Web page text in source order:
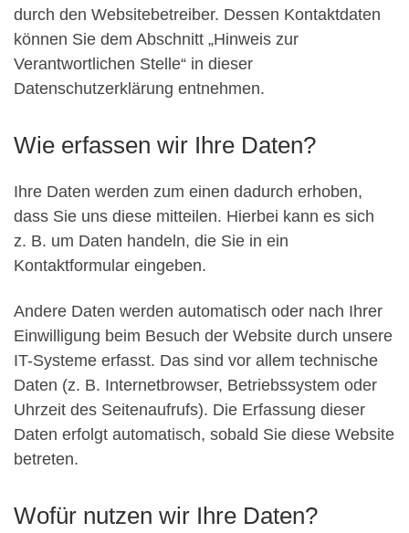
durch den Websitebetreiber. Dessen Kontaktdaten
können Sie dem Abschnitt „Hinweis zur
Verantwortlichen Stelle“ in dieser
Datenschutzerklärung entnehmen.
Wie erfassen wir Ihre Daten?
Ihre Daten werden zum einen dadurch erhoben,
dass Sie uns diese mitteilen. Hierbei kann es sich
z. B. um Daten handeln, die Sie in ein
Kontaktformular eingeben.
Andere Daten werden automatisch oder nach Ihrer
Einwilligung beim Besuch der Website durch unsere
IT-Systeme erfasst. Das sind vor allem technische
Daten (z. B. Internetbrowser, Betriebssystem oder
Uhrzeit des Seitenaufrufs). Die Erfassung dieser
Daten erfolgt automatisch, sobald Sie diese Website
betreten.
Wofür nutzen wir Ihre Daten?